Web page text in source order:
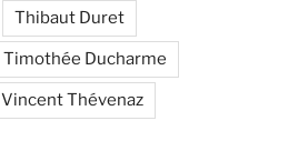
Thibaut Duret
Timothée Ducharme
Vincent Thévenaz